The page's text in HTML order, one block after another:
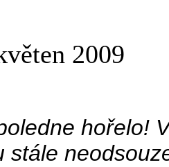
2009
hořelo!
stále